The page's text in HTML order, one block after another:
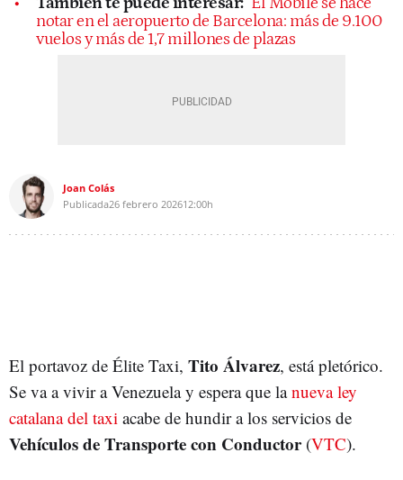
notar en el aeropuerto de Barcelona: más de 9.100
vuelos y más de 1,7 millones de plazas
Joan Colás
Publicada26 febrero 202612:00h
El portavoz de Élite Taxi, Tito Álvarez, está pletórico.
Se va a vivir a Venezuela y espera que lanueva ley
catalana del taxi acabe de hundir a los servicios de
Vehículos de Transporte con Conductor(VTC).